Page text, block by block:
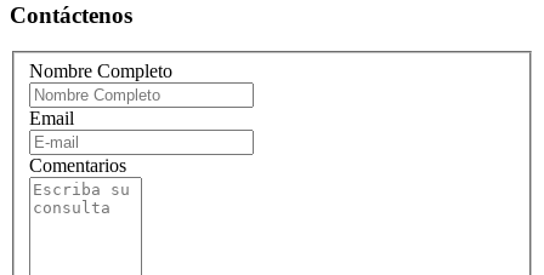
Contáctenos
Nombre Completo
Email
Comentarios